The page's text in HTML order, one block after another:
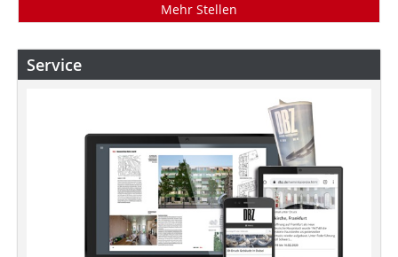
Mehr Stellen
Service